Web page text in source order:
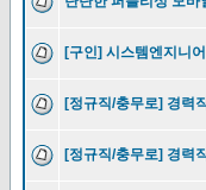
[구인] 시스템엔지니
[정규직/충무로] 경력
[정규직/충무로] 경력